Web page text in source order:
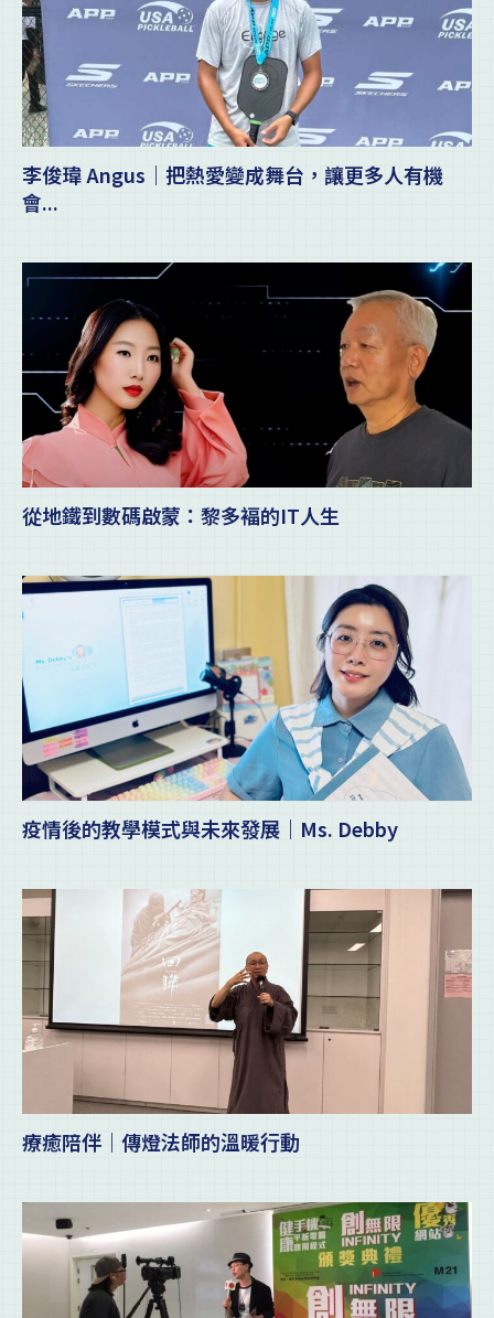
李俊瑋 Angus｜把熱愛變成舞台，讓更多人有機
會...
從地鐵到數碼啟蒙：黎多褔的IT人生
疫情後的教學模式與未來發展｜Ms. Debby
療癒陪伴｜傳燈法師的溫暖行動